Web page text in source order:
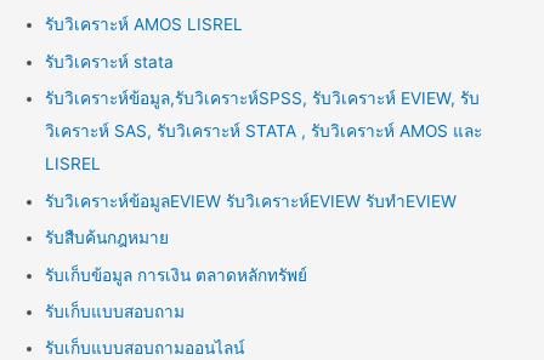
รับวิเคราะห์ AMOS LISREL
รับวิเคราะห์ stata
รับวิเคราะห์ข้อมูล,รับวิเคราะห์SPSS, รับวิเคราะห์ EVIEW, รับ
วิเคราะห์ SAS, รับวิเคราะห์ STATA , รับวิเคราะห์ AMOS และ
LISREL
รับวิเคราะห์ข้อมูลEVIEW รับวิเคราะห์EVIEW รับทำEVIEW
รับสืบค้นกฎหมาย
รับเก็บข้อมูล การเงิน ตลาดหลักทรัพย์
รับเก็บแบบสอบถาม
รับเก็บแบบสอบถามออนไลน์